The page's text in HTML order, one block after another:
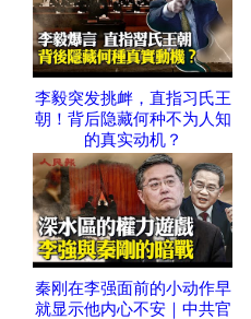
李毅突发挑衅，直指习氏王
朝！背后隐藏何种不为人知
的真实动机？
秦刚在李强面前的小动作早
就显示他内心不安｜中共官